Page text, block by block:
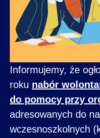
Informujemy, że
roku nabór
do pomocy przy
adresowanych do
wczesnoszkolnych